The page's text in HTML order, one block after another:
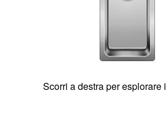
Scorri a destra per esplorare